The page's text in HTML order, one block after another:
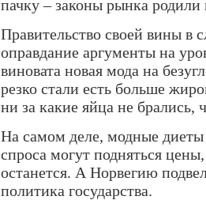
пачку – законы рынка
Правительство своей вины в
оправдание аргументы на
виновата новая мода на
резко стали есть больше
ни за какие яйца не брались,
На самом деле, модные диеты
спроса могут подняться
останется. А Норвегию
политика государства.